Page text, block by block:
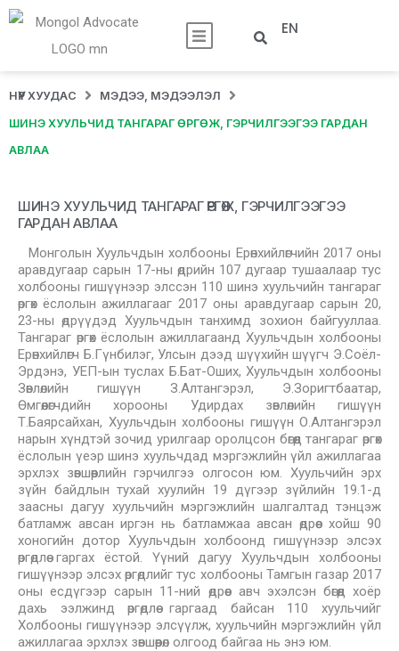
EN
НҮҮР ХУУДАС МЭДЭЭ, МЭДЭЭЛЭЛ
ШИНЭ ХУУЛЬЧИД ТАНГАРАГ ӨРГӨЖ, ГЭРЧИЛГЭЭГЭЭ ГАРДАН
АВЛАА
ШИНЭ ХУУЛЬЧИД ТАНГАРАГ ӨРГӨЖ, ГЭРЧИЛГЭЭГЭЭ
ГАРДАН АВЛАА
Монголын Хуульчдын холбооны Ерөнхийлөгчийн 2017 оны
аравдугаар сарын 17-ны өдрийн 107 дугаар тушаалаар тус
холбооны гишүүнээр элссэн 110 шинэ хуульчийн тангараг
өргөх ёслолын ажиллагааг 2017 оны аравдугаар сарын 20,
23-ны өдрүүдэд Хуульчдын танхимд зохион байгууллаа.
Тангараг өргөх ёслолын ажиллагаанд Хуульчдын холбооны
Ерөнхийлөгч Б.Гүнбилэг, Улсын дээд шүүхийн шүүгч Э.Соёл-
Эрдэнэ, УЕП-ын туслах Б.Бат-Оших, Хуульчдын холбооны
Зөвлөлийн гишүүн З.Алтангэрэл, Э.Зоригтбаатар,
Өмгөөлөгчдийн хорооны Удирдах зөвлөлийн гишүүн
Т.Баярсайхан, Хуульчдын холбооны гишүүн О.Алтангэрэл
нарын хүндтэй зочид урилгаар оролцсон бөгөөд тангараг өргөх
ёслолын үеэр шинэ хуульчдад мэргэжлийн үйл ажиллагаа
эрхлэх зөвшөөрлийн гэрчилгээ олгосон юм. Хуульчийн эрх
зүйн байдлын тухай хуулийн 19 дүгээр зүйлийн 19.1-д
заасны дагуу хуульчийн мэргэжлийн шалгалтад тэнцэж
батламж авсан иргэн нь батламжаа авсан өдрөөс хойш 90
хоногийн дотор Хуульчдын холбоонд гишүүнээр элсэх
өргөдлөө гаргах ёстой. Үүний дагуу Хуульчдын холбооны
гишүүнээр элсэх өргөдлийг тус холбооны Тамгын газар 2017
оны есдүгээр сарын 11-ний өдрөөс авч эхэлсэн бөгөөд хоёр
дахь ээлжинд өргөдлөө гаргаад байсан 110 хуульчийг
Холбооны гишүүнээр элсүүлж, хуульчийн мэргэжлийн үйл
ажиллагаа эрхлэх зөвшөөрөл олгоод байгаа нь энэ юм.